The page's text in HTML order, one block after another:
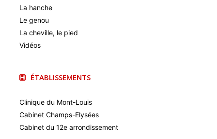
La hanche
Le genou
La cheville, le pied
Vidéos
ÉTABLISSEMENTS
Clinique du Mont-Louis
Cabinet Champs-Elysées
Cabinet du 12e arrondissement